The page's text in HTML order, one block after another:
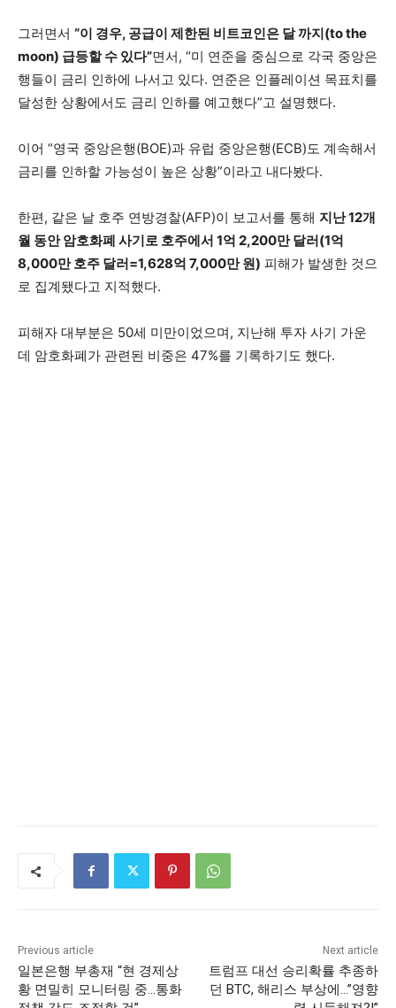
그러면서 “이 경우, 공급이 제한된 비트코인은 달 까지(to the
moon) 급등할 수 있다”면서, “미 연준을 중심으로 각국 중앙은
행들이 금리 인하에 나서고 있다. 연준은 인플레이션 목표치를
달성한 상황에서도 금리 인하를 예고했다”고 설명했다.
이어 “영국 중앙은행(BOE)과 유럽 중앙은행(ECB)도 계속해서
금리를 인하할 가능성이 높은 상황”이라고 내다봤다.
한편, 같은 날 호주 연방경찰(AFP)이 보고서를 통해 지난 12개
월 동안 암호화폐 사기로 호주에서 1억 2,200만 달러(1억
8,000만 호주 달러=1,628억 7,000만 원) 피해가 발생한 것으
로 집계됐다고 지적했다.
피해자 대부분은 50세 미만이었으며, 지난해 투자 사기 가운
데 암호화폐가 관련된 비중은 47%를 기록하기도 했다.
Previous article
일본은행 부총재 “현 경제상
황 면밀히 모니터링 중…통화
Next article
트럼프 대선 승리확률 추종하
던 BTC, 해리스 부상에…”영향